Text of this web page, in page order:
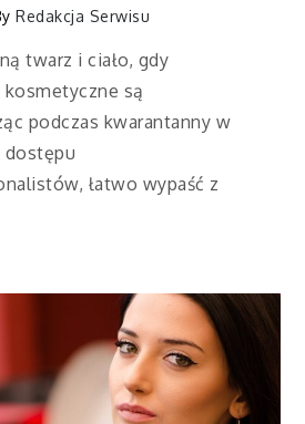
Redakcja Serwisu
twarz i ciało, gdy
są
podczas kwarantanny w
dostępu
łatwo wypaść z